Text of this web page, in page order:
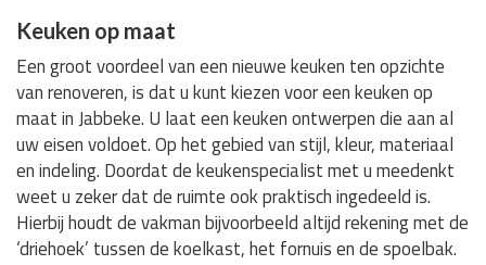
Keuken op maat
Een groot voordeel van een nieuwe keuken ten opzichte
van renoveren, is dat u kunt kiezen voor een keuken op
maat in Jabbeke. U laat een keuken ontwerpen die aan al
uw eisen voldoet. Op het gebied van stijl, kleur, materiaal
en indeling. Doordat de keukenspecialist met u meedenkt
weet u zeker dat de ruimte ook praktisch ingedeeld is.
Hierbij houdt de vakman bijvoorbeeld altijd rekening met de
‘driehoek’ tussen de koelkast, het fornuis en de spoelbak.